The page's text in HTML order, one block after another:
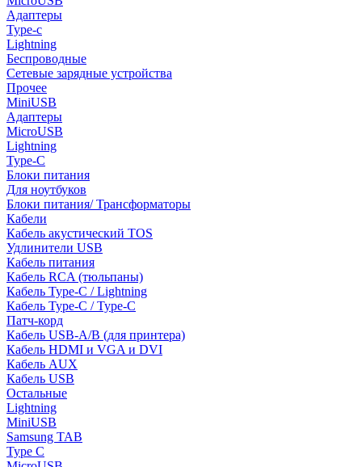
Адаптеры
Type-c
Lightning
Беспроводные
Сетевые зарядные устройства
Прочее
MiniUSB
Адаптеры
MicroUSB
Lightning
Type-C
Блоки питания
Для ноутбуков
Блоки питания/ Трансформаторы
Кабели
Кабель акустический TOS
Удлинители USB
Кабель питания
Кабель RCA (тюльпаны)
Кабель Type-C / Lightning
Кабель Type-C / Type-C
Патч-корд
Кабель USB-A/B (для принтера)
Кабель HDMI и VGA и DVI
Кабель AUX
Кабель USB
Остальные
Lightning
MiniUSB
Samsung TAB
Type C